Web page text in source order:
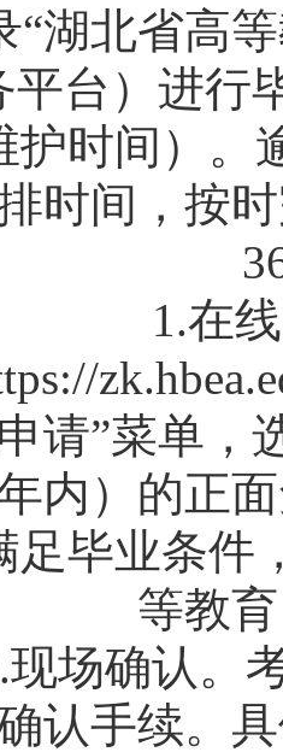
“湖北省高
平台）进行
护时间）。
时间，按
1.在线
请”菜单，
内）的正
足毕业条件
等教
确认。考
认手续。